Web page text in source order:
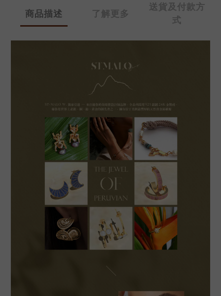
商品描述 了解更多
送貨及付款方
式